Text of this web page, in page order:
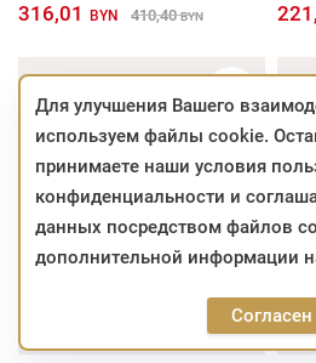
316,01 BYN 410,40 BYN
Для улучшения Вашего
используем файлы cookie.
принимаете наши условия
конфиденциальности и
данных посредством файлов
дополнительной информации
Согласен